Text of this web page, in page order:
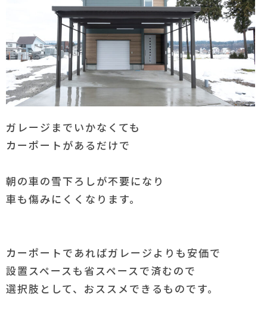
ガレージまでいかなくても
カーポートがあるだけで
朝の車の雪下ろしが不要になり
車も傷みにくくなります。
カーポートであればガレージよりも安価で
設置スペースも省スペースで済むので
選択肢として、おススメできるものです。